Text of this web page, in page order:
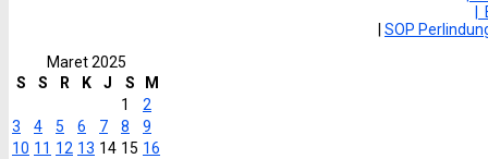
SOP
Maret 2025
S
S R K J S
M
1
2
3
4 5 6 7 8
9
10 11 12 13 14 15 16